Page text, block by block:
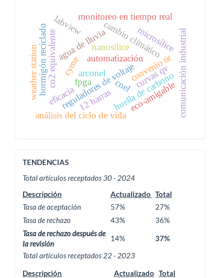
agua de lluviacambio climático
reguladores de voltaje
cymearconel
cnel
análisis del ciclo de vida
huella de carbono
co2 equivalente automatización comunicación industrial
monitoreo en tiempo real
eco-amigable
microsílice
nanosílice
hormigón reciclado fpga
weather station
labview
convenio tir
eficacia12 barras
curvas qv
ACTIVIDAD
EDITORIAL
TENDENCIAS
Total artículos receptados 30 - 2024
Descripción
Actualizado Total
Tasa de aceptación
57%
27%
Tasa de rechazo
43%
36%
Tasa de rechazo después de
la revisión
14%
37%
Total artículos receptados 22 - 2023
Descripción
Actualizado Total